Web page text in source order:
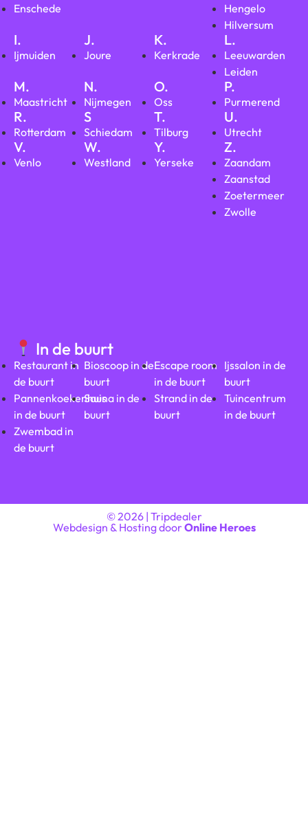
Enschede
Hengelo
Hilversum
I.
Ijmuiden
J.
Joure
K.
Kerkrade
L.
Leeuwarden
Leiden
M.
Maastricht
N.
Nijmegen
O.
Oss
P.
Purmerend
R.
Rotterdam
S
Schiedam
T.
Tilburg
U.
Utrecht
V.
Venlo
W.
Westland
Y.
Yerseke
Z.
Zaandam
Zaanstad
Zoetermeer
Zwolle
In de buurt
Restaurant in
de buurt
Pannenkoekenhuis
in de buurt
Zwembad in
de buurt
Bioscoop in de
buurt
Sauna in de
buurt
Escape room
in de buurt
Strand in de
buurt
Ijssalon in de
buurt
Tuincentrum
in de buurt
© 2026 | Tripdealer
Webdesign & Hosting doorOnline Heroes